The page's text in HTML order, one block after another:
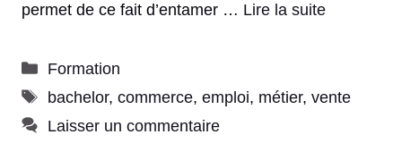
permet de ce fait d’entamer … Lire la suite
Catégories
Formation
Étiquettes
bachelor, commerce, emploi, métier, vente
Laisser un commentaire